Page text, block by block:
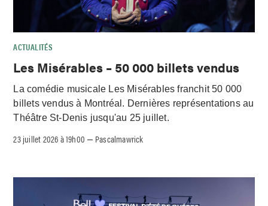
ACTUALITÉS
Les Misérables – 50 000 billets vendus
La comédie musicale Les Misérables franchit 50 000
billets vendus à Montréal. Dernières représentations au
Théâtre St-Denis jusqu'au 25 juillet.
23 juillet 2026 à 19h00 – Pascalmawrick